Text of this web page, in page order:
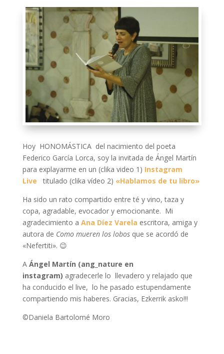
Hoy HONOMÁSTICA del nacimiento del poeta
Federico García Lorca, soy la invitada de Ángel Martín
para explayarme en un (clika video 1) Instagram
Live
titulado (clika vídeo 2) «Hablamos de tu libro»
Ha sido un rato compartido entre té y vino, taza y
copa, agradable, evocador y emocionante. Mi
agradecimiento a Ana Díez Varela escritora, amiga y
autora de Como mueren los lobos que se acordó de
«Nefertiti». 😉
A Ángel Martín (ang_nature en
instagram) agradecerle lo llevadero y relajado que
ha conducido el live, lo he pasado estupendamente
compartiendo mis haberes. Gracias, Ezkerrik asko!!!
©Daniela Bartolomé Moro